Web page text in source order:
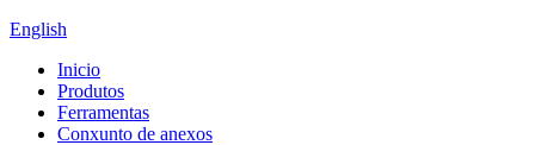
English
Inicio
Produtos
Ferramentas
Conxunto de anexos